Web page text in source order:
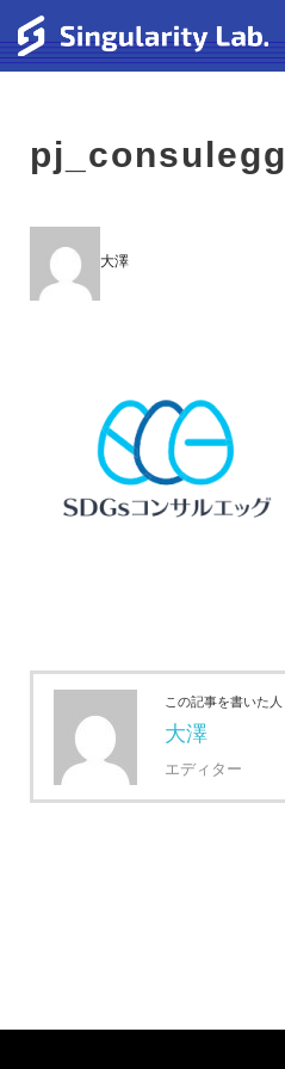
pj_consulegg
大澤
この記事を書いた人
大澤
エディター